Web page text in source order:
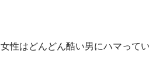
女性はどんどん酷い男にハマって